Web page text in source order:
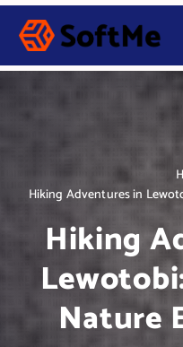
S
p
Hiking Adventures in
Hiking
Nature